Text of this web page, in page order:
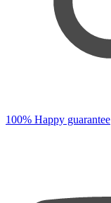
100% Happy guarantee